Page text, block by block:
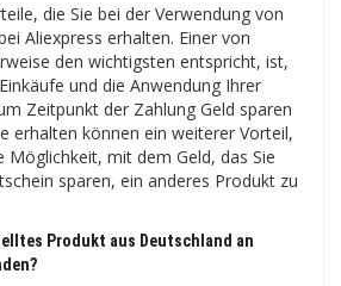
die Sie bei der Verwendung von
Aliexpress erhalten. Einer von
den wichtigsten entspricht, ist,
und die Anwendung Ihrer
Zeitpunkt der Zahlung Geld sparen
erhalten können ein weiterer Vorteil,
Möglichkeit, mit dem Geld, das Sie
sparen, ein anderes Produkt zu
Produkt aus Deutschland an